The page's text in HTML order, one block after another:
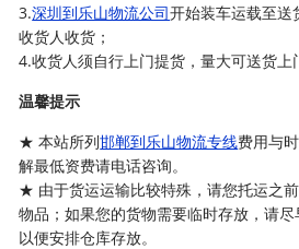
3.深圳到乐山物流公司开始装车运载至送
收货人收货；
4.收货人须自行上门提货，量大可送货上
温馨提示
★ 本站所列邯郸到乐山物流专线费用与
解最低资费请电话咨询。
★ 由于货运运输比较特殊，请您托运之
物品；如果您的货物需要临时存放，请
以便安排仓库存放。